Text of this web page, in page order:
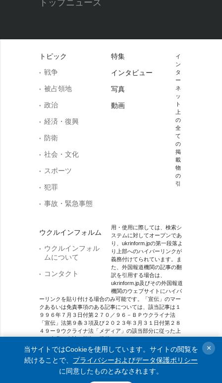
トピック
戦争
被占領地
政治
経済・復興
防衛
社会・文化
スポーツ
犯罪
事故・緊急事態
ウクルインフォルム
ウクルインフォル
ムについて
コンタクト
特集
インタビュー
写真
動画
イ
ン
タ
ー
ネ
ッ
ト
上
の
全
て
の
掲
載
物
の
引
用・使用に際しては、検索シ
ステムに対してオープンであ
り、ukrinform.jpの第一段落よ
り上部へのハイパーリンクが
義務付けてられています。ま
た、外国報道機関の記事の翻
訳を引用する場合は、
ukrinform.jp及びその外国報道
機関のウェブサイトにハイパ
ーリンクを貼り付ける場合のみ可能です。「宣伝」のマー
クあるいは免責事項のある記事については、該当記事は１
９９６年７月３日付第２７０／９６－ＢＰウクライナ法
「宣伝」法第９条３項及び２０２３年３月３１日付第２８
４９ー９ウクライナ法「メディア」の該当部分に従った上
で、合意／会計を根拠に掲載されています。
オンラインメディア主体 メディア識別番号：R40-01421.
© 2015-2026 Ukrinform. All rights reserved.
当サイトではCookieを使用しています。サイトの閲覧を
続けることで、 プライバシーおよびデータ保護ポリシー
に同意したものとみなされます。
×